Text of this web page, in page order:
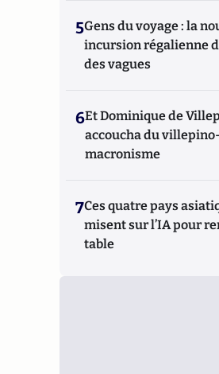
5Gens du voyage : la
incursion régalienne
des vagues
6Et Dominique de
accoucha du villepino-
macronisme
7Ces quatre pays
misent sur l’IA pour
table